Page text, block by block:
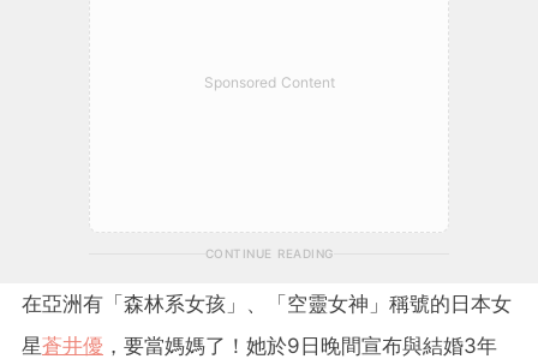
Sponsored Content
CONTINUE READING
在亞洲有「森林系女孩」、「空靈女神」稱號的日本女
星蒼井優 ，要當媽媽了！她於9日晚間宣布與結婚3年